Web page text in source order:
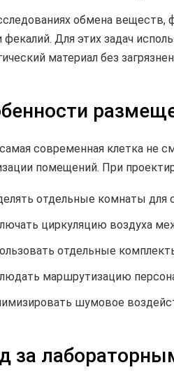
обмена веществ,
фекалий. Для этих задач
материал без
современная клетка не
помещений. При
отдельные комнаты для
циркуляцию воздуха
отдельные
маршрутизацию
шумовое
за